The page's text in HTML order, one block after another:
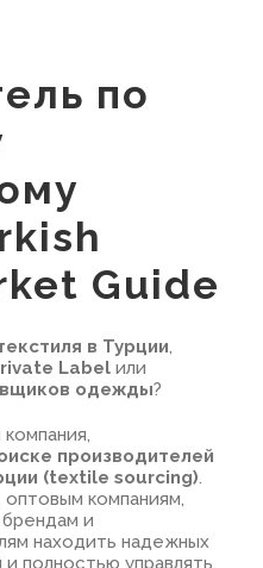
по
Guide
в Турции,
Label или
одежды?
производителей
(textile sourcing).
компаниям,
и
находить надежных
полностью управлять